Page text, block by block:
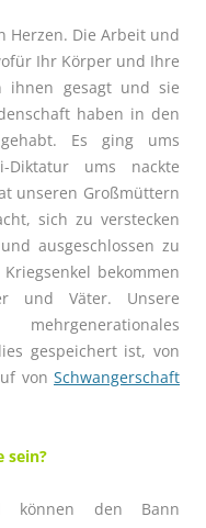
Herzen. Die Arbeit und
Ihr Körper und Ihre
ihnen gesagt und sie
haben in den
Es ging ums
ums nackte
unseren Großmüttern
sich zu verstecken
ausgeschlossen zu
bekommen
und Väter. Unsere
gespeichert ist, von
vonSchwangerschaft
sein?
können den Bann